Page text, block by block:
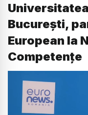
București,
European la
Competențe